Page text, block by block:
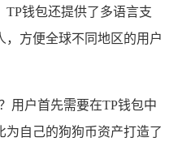
钱包还提供了多语言支
方便全球不同地区的用户
用户首先需要在TP钱包中
自己的狗狗币资产打造了